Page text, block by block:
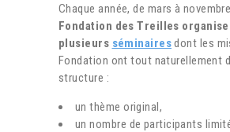
Chaque année, de mars à
Fondation des Treilles organise
plusieurs séminairesdont les
Fondation ont tout naturellement
structure :
un thème original,
un nombre de participants